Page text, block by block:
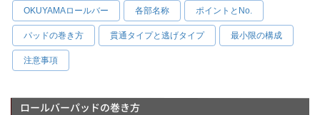
OKUYAMAロールバー 各部名称 ポイントとNo.
パッドの巻き方 貫通タイプと逃げタイプ 最小限の構成
注意事項
ロールバーパッドの巻き方